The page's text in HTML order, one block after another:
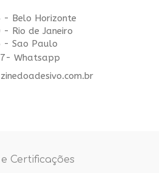
- Belo Horizonte
- Rio de Janeiro
- Sao Paulo
Whatsapp
Certificações